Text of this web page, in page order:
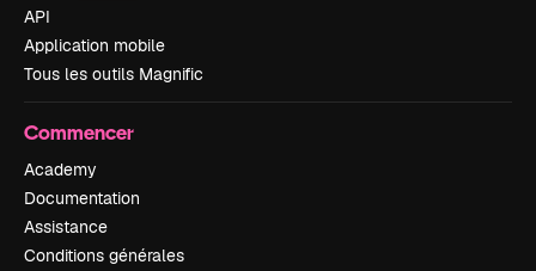
API
Application mobile
Tous les outils Magnific
Commencer
Academy
Documentation
Assistance
Conditions générales